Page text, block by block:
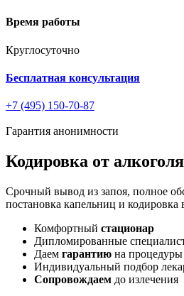
Время работы
Круглосуточно
Бесплатная консультация
+7 (495) 150-70-87
Гарантия анонимности
Кодировка от
Срочный вывод из запоя, полное
постановка капельниц и кодировка
Комфортный стационар
Дипломированные
Даем гарантию на процедуры
Индивидуальный подбор
Сопровождаем до излечения